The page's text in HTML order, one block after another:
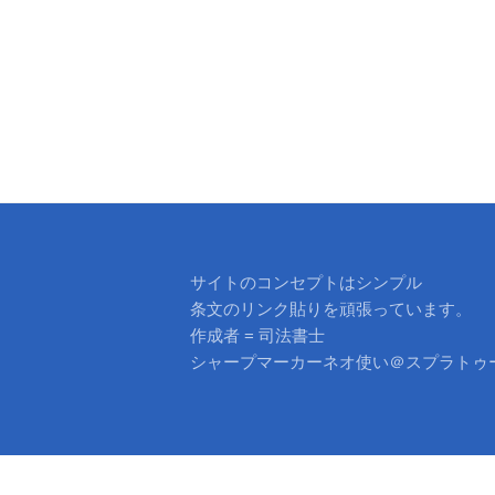
ン
サイトのコンセプトはシンプル
条文のリンク貼りを頑張っています。
作成者 = 司法書士
シャープマーカーネオ使い＠スプラトゥ